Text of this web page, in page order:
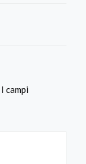
I campi